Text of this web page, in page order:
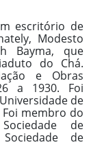
escritório de
Modesto
Bayma, que
do Chá.
e Obras
a 1930. Foi
de
Foi membro do
de
de